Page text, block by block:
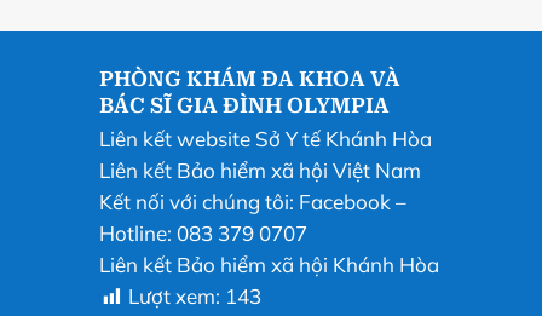
PHÒNG KHÁM ĐA KHOA VÀ
BÁC SĨ GIA ĐÌNH OLYMPIA
Liên kết website Sở Y tế Khánh Hòa
Liên kết Bảo hiểm xã hội Việt Nam
Kết nối với chúng tôi: Facebook –
Hotline: 083 379 0707
Liên kết Bảo hiểm xã hội Khánh Hòa
Lượt xem: 143